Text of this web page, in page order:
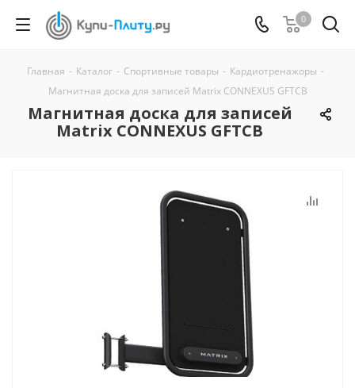
0
Главная - Каталог - Спортивные товары - Кардиотренажоры -
Магнитная доска для записей Matrix CONNEXUS GFTCB
Магнитная доска для записей
Matrix CONNEXUS GFTCB